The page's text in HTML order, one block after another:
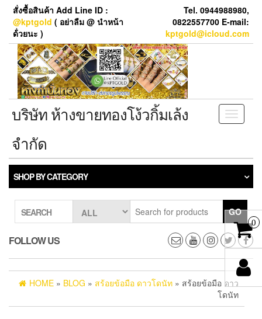
Skip
content
สั่งซื้อสินค้า Add Line ID :
@kptgold ( อย่าลืม @ นำหน้า
ด้่วยนะ )
Tel. 0944988980,
0822557700 E-mail:
kptgold@icloud.com
Toggle
บริษัท ห้างขายทองโง้วกิ้มเล้ง
จำกัด
SHOP BY CATEGORY
SEARCH GO
FOLLOW US
HOME » BLOG » สร้อยข้อมือ ดาวโดนัท » สร้อยข้อมือ ดาว
โดนัท
0